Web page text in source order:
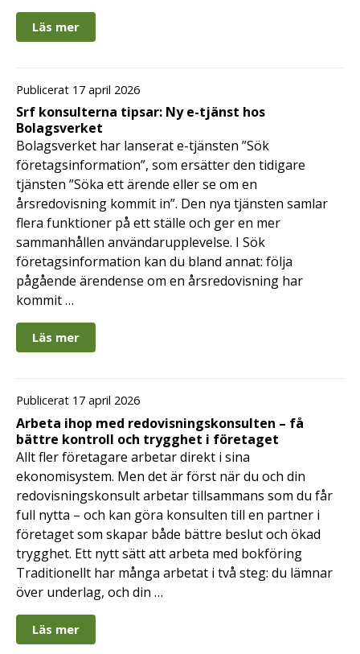
Läs mer
Publicerat 17 april 2026
Srf konsulterna tipsar: Ny e-tjänst hos
Bolagsverket
Bolagsverket har lanserat e-tjänsten ”Sök
företagsinformation”, som ersätter den tidigare
tjänsten ”Söka ett ärende eller se om en
årsredovisning kommit in”. Den nya tjänsten samlar
flera funktioner på ett ställe och ger en mer
sammanhållen användarupplevelse. I Sök
företagsinformation kan du bland annat: följa
pågående ärendense om en årsredovisning har
kommit …
Läs mer
Publicerat 17 april 2026
Arbeta ihop med redovisningskonsulten – få
bättre kontroll och trygghet i företaget
Allt fler företagare arbetar direkt i sina
ekonomisystem. Men det är först när du och din
redovisningskonsult arbetar tillsammans som du får
full nytta – och kan göra konsulten till en partner i
företaget som skapar både bättre beslut och ökad
trygghet. Ett nytt sätt att arbeta med bokföring
Traditionellt har många arbetat i två steg: du lämnar
över underlag, och din …
Läs mer